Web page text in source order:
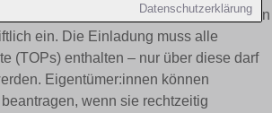
Datenschutzerklärung
in der Regel mindestens drei Wochen
ein. Die Einladung muss alle
(TOPs) enthalten – nur über diese darf
Eigentümer:innen können
wenn sie rechtzeitig